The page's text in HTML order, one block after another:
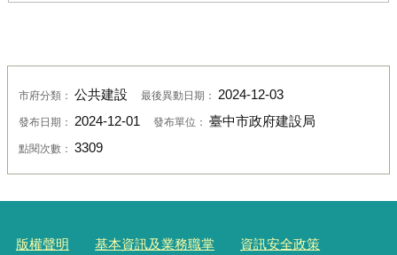
市府分類： 公共建設 最後異動日期： 2024-12-03
發布日期： 2024-12-01 發布單位： 臺中市政府建設局
點閱次數： 3309
版權聲明 基本資訊及業務職掌 資訊安全政策